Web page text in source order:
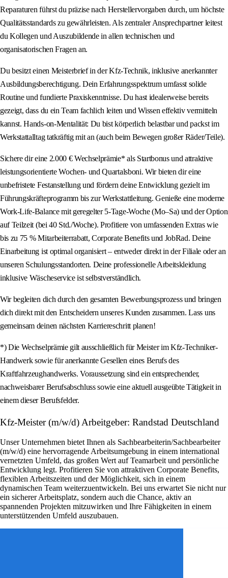
Reparaturen führst du präzise nach Herstellervorgaben durch, um höchste
Qualitätsstandards zu gewährleisten. Als zentraler Ansprechpartner leitest
du Kollegen und Auszubildende in allen technischen und
organisatorischen Fragen an.
Du besitzt einen Meisterbrief in der Kfz-Technik, inklusive anerkannter
Ausbildungsberechtigung. Dein Erfahrungsspektrum umfasst solide
Routine und fundierte Praxiskenntnisse. Du hast idealerweise bereits
gezeigt, dass du ein Team fachlich leiten und Wissen effektiv vermitteln
kannst. Hands-on-Mentalität: Du bist körperlich belastbar und packst im
Werkstattalltag tatkräftig mit an (auch beim Bewegen großer Räder/Teile).
Sichere dir eine 2.000 € Wechselprämie* als Startbonus und attraktive
leistungsorientierte Wochen- und Quartalsboni. Wir bieten dir eine
unbefristete Festanstellung und fördern deine Entwicklung gezielt im
Führungskräfteprogramm bis zur Werkstattleitung. Genieße eine moderne
Work-Life-Balance mit geregelter 5-Tage-Woche (Mo–Sa) und der Option
auf Teilzeit (bei 40 Std./Woche). Profitiere von umfassenden Extras wie
bis zu 75 % Mitarbeiterrabatt, Corporate Benefits und JobRad. Deine
Einarbeitung ist optimal organisiert – entweder direkt in der Filiale oder an
unseren Schulungsstandorten. Deine professionelle Arbeitskleidung
inklusive Wäscheservice ist selbstverständlich.
Wir begleiten dich durch den gesamten Bewerbungsprozess und bringen
dich direkt mit den Entscheidern unseres Kunden zusammen. Lass uns
gemeinsam deinen nächsten Karriereschritt planen!
*) Die Wechselprämie gilt ausschließlich für Meister im Kfz-Techniker-
Handwerk sowie für anerkannte Gesellen eines Berufs des
Kraftfahrzeughandwerks. Voraussetzung sind ein entsprechender,
nachweisbarer Berufsabschluss sowie eine aktuell ausgeübte Tätigkeit in
einem dieser Berufsfelder.
Kfz-Meister (m/w/d) Arbeitgeber: Randstad Deutschland
Unser Unternehmen bietet Ihnen als Sachbearbeiterin/Sachbearbeiter
(m/w/d) eine hervorragende Arbeitsumgebung in einem international
vernetzten Umfeld, das großen Wert auf Teamarbeit und persönliche
Entwicklung legt. Profitieren Sie von attraktiven Corporate Benefits,
flexiblen Arbeitszeiten und der Möglichkeit, sich in einem
dynamischen Team weiterzuentwickeln. Bei uns erwartet Sie nicht nur
ein sicherer Arbeitsplatz, sondern auch die Chance, aktiv an
spannenden Projekten mitzuwirken und Ihre Fähigkeiten in einem
unterstützenden Umfeld auszubauen.